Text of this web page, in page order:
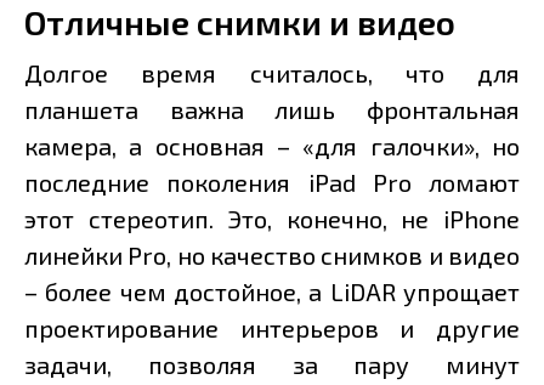
Отличные снимки и видео
Долгое время считалось, что для
планшета важна лишь фронтальная
камера, а основная – «для галочки», но
последние поколения iPad Pro ломают
этот стереотип. Это, конечно, не iPhone
линейки Pro, но качество снимков и видео
– более чем достойное, а LiDAR упрощает
проектирование интерьеров и другие
задачи, позволяя за пару минут